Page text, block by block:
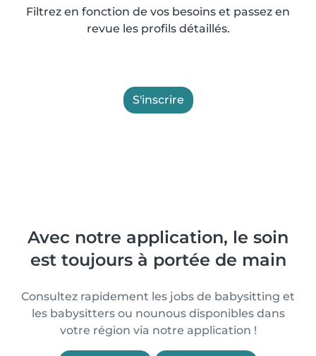
Filtrez en fonction de vos besoins et passez en
revue les profils détaillés.
S'inscrire
Avec notre application, le soin
est toujours à portée de main
Consultez rapidement les jobs de babysitting et
les babysitters ou nounous disponibles dans
votre région via notre application !